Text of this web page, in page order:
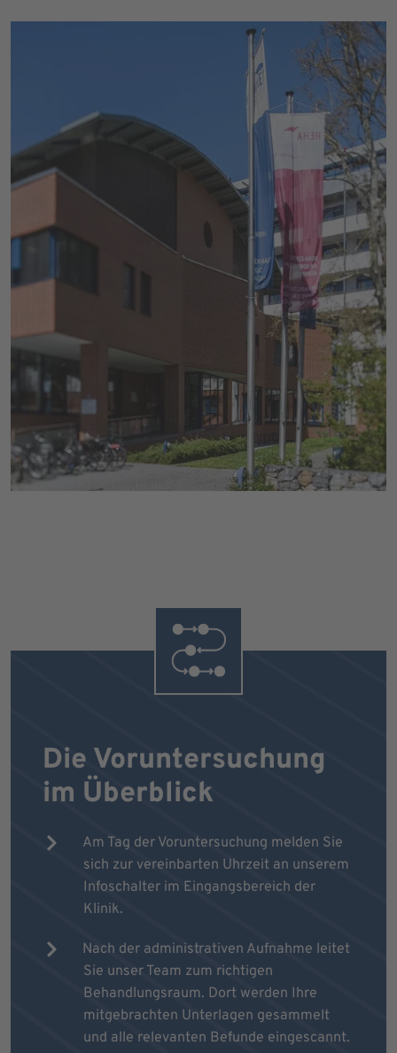
Die Voruntersuchung
im Überblick
Am Tag der Voruntersuchung melden Sie
sich zur vereinbarten Uhrzeit an unserem
Infoschalter im Eingangsbereich der
Klinik.
Nach der administrativen Aufnahme leitet
Sie unser Team zum richtigen
Behandlungsraum. Dort werden Ihre
mitgebrachten Unterlagen gesammelt
und alle relevanten Befunde eingescannt.